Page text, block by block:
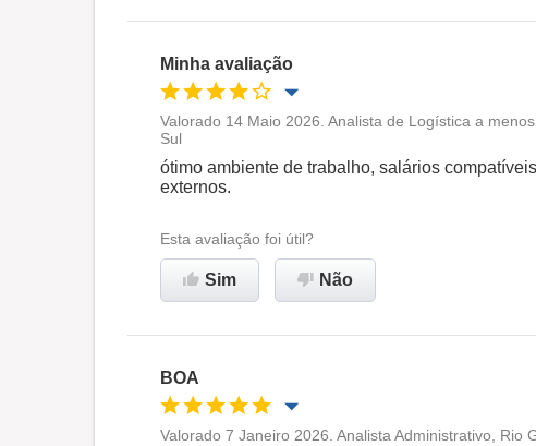
Minha avaliação
Ambiente de trabalho
Recomenda esta empresa
Valorado 14 Maio 2026. Analista de Logística a
Sul
ótimo ambiente de trabalho, salários
externos.
Esta avaliação foi útil?
Sim Não
BOA
Valorado 7 Janeiro 2026. Analista Administrativo, Rio